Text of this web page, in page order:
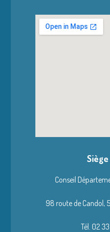
Conseil
98 route de Candol,
Tél. 02